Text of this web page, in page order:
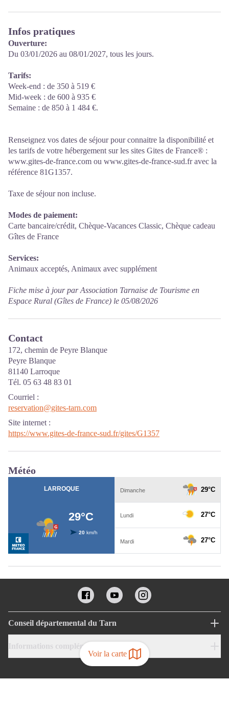
Voir la carte
Infos pratiques
Ouverture:
Du 03/01/2026 au 08/01/2027, tous les jours.
Tarifs:
Week-end : de 350 à 519 €
Mid-week : de 600 à 935 €
Semaine : de 850 à 1 484 €.
Renseignez vos dates de séjour pour connaitre la disponibilité et
les tarifs de votre hébergement sur les sites Gites de France® :
www.gites-de-france.com ou www.gites-de-france-sud.fr avec la
référence 81G1357.
Taxe de séjour non incluse.
Modes de paiement:
Carte bancaire/crédit, Chèque-Vacances Classic, Chèque cadeau
Gîtes de France
Services:
Animaux acceptés, Animaux avec supplément
Fiche mise à jour par Association Tarnaise de Tourisme en
Espace Rural (Gîtes de France) le 05/08/2026
Contact
172, chemin de Peyre Blanque
Peyre Blanque
81140 Larroque
Tél. 05 63 48 83 01
Courriel :
reservation@gites-tarn.com
Site internet :
https://www.gites-de-france-sud.fr/gites/G1357
Météo
Conseil départemental du Tarn
Informations complémentaires